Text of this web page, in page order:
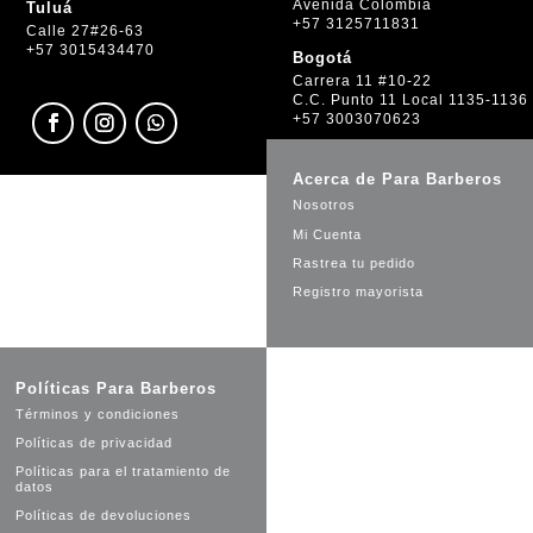
Tuluá
Calle 27#26-63
+57 3015434470
Avenida Colombia
+57 3125711831
Bogotá
Carrera 11 #10-22
C.C. Punto 11 Local 1135-1136
+57 3003070623
Acerca de Para Barberos
Nosotros
Mi Cuenta
Rastrea tu pedido
Registro mayorista
Políticas Para Barberos
Términos y condiciones
Políticas de privacidad
Políticas para el tratamiento de
datos
Políticas de devoluciones